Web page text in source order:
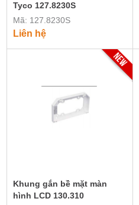
Tyco 127.8230S
Mã: 127.8230S
Liên hệ
Khung gắn bề mặt màn
hình LCD 130.310